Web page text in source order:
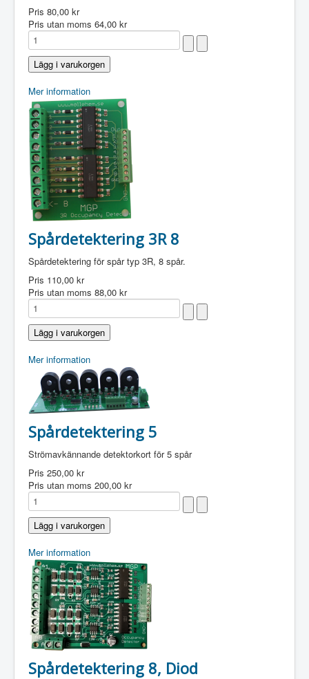
Pris 80,00 kr
Pris utan moms 64,00 kr
Mer information
Spårdetektering 3R 8
Spårdetektering för spår typ 3R, 8 spår.
Pris 110,00 kr
Pris utan moms 88,00 kr
Mer information
Spårdetektering 5
Strömavkännande detektorkort för 5 spår
Pris 250,00 kr
Pris utan moms 200,00 kr
Mer information
Spårdetektering 8, Diod